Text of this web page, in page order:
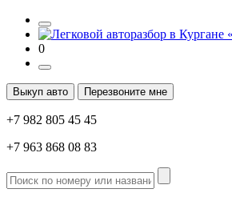
0
Выкуп авто Перезвоните мне
+7 982 805 45 45
+7 963 868 08 83